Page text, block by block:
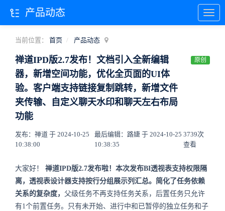
当前位置： 首页 产品动态
禅道IPD版2.7发布！文档引入全新编辑
器，新增空间功能，优化全页面的UI体
验。客户端支持链接复制跳转，新增文件
夹传输、自定义聊天水印和聊天左右布局
功能
原创
发布：禅道 于 2024-10-25
10:38:00
最后编辑：路婕 于 2024-10-25
10:38:35
3739次
查看
大家好！ 禅道IPD版2.7发布啦！本次发布BI透视表支持权限隔
离，透视表设计器支持按行分组展示列汇总。简化了任务依赖
关系的复杂度， 父级任务不再支持任务关系，后置任务只允许
有1个前置任务。只有未开始、进行中和已暂停的独立任务和子
产品动态